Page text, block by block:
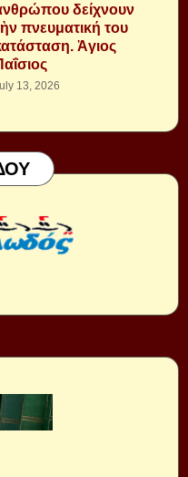
δείχνουν
πνευματική του
Ἁγιος
13, 2026